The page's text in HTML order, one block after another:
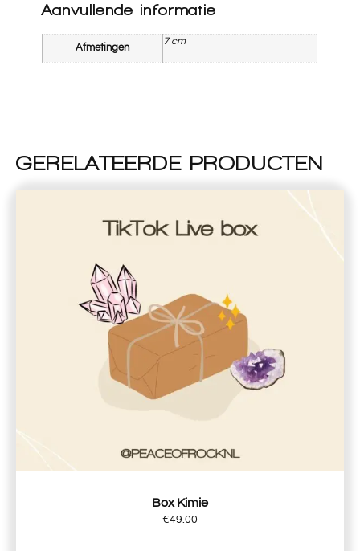
Aanvullende informatie
Afmetingen
7 cm
GERELATEERDE PRODUCTEN
Box Kimie
€49.00